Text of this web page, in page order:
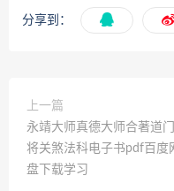
分享到：
上一篇
永靖大师真德大师合著道
将关煞法科电子书pdf百度
盘下载学习